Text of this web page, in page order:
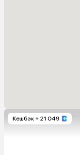
Кешбэк + 21 049